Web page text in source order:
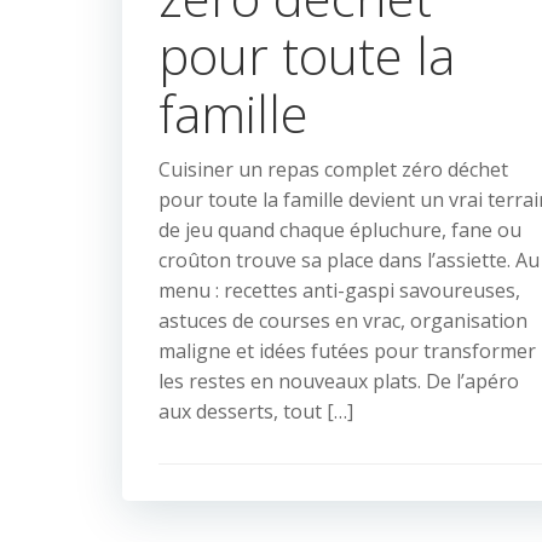
pour toute la
famille
Cuisiner un repas complet zéro déchet
pour toute la famille devient un vrai
de jeu quand chaque épluchure, fane ou
croûton trouve sa place dans l’assiette. Au
menu : recettes anti-gaspi savoureuses,
astuces de courses en vrac, organisation
maligne et idées futées pour transformer
les restes en nouveaux plats. De l’apéro
aux desserts, tout […]